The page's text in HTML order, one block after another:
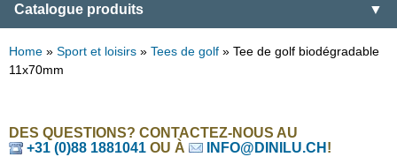
Catalogue produits ▼
Home » Sport et loisirs » Tees de golf » Tee de golf biodégradable
11x70mm
DES QUESTIONS? CONTACTEZ-NOUS AU
+31 (0)88 1881041 OU À INFO@DINILU.CH !